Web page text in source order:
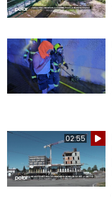
02:55